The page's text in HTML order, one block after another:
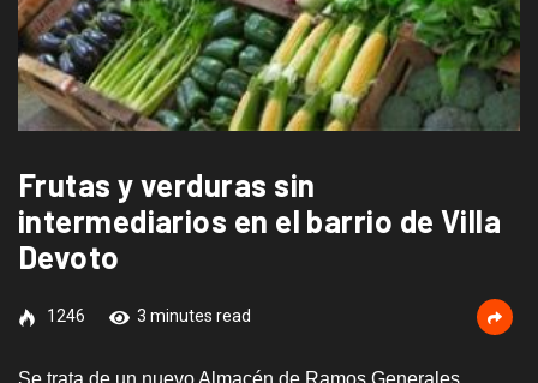
Frutas y verduras sin
intermediarios en el barrio de Villa
Devoto
1246 3 minutes read
Se trata de un nuevo Almacén de Ramos Generales